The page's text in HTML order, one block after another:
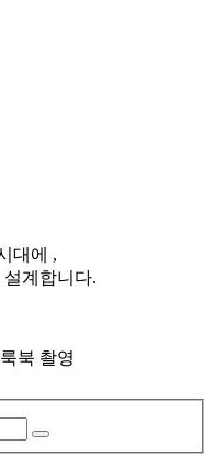
대에 ,
설계합니다.
북 촬영